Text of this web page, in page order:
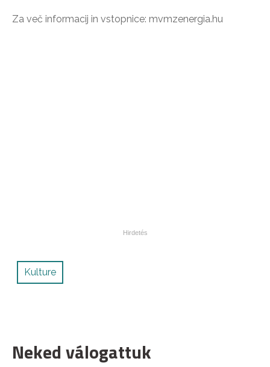
Za več informacij in vstopnice: mvmzenergia.hu
Kulture
Neked válogattuk